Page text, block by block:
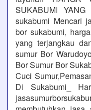
SUKABUMI
sukabumi Mencari
bor sukabumi,
yang terjangkau
sumur Bor
Bor Sumur Bor
Cuci
Di Sukabumi_